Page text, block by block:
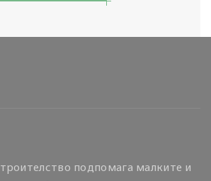
подпомага малките и